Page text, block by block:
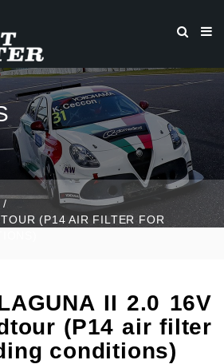
(P14 AIR FILTER FOR
II 2.0 16V
(P14 air filter
conditions)